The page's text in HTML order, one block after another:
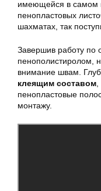
имеющейся в самом
пенопластовых
шахматах, так
Завершив работу по
пенополистиролом,
внимание швам.
клеящим составом,
пенопластовые
монтажу.